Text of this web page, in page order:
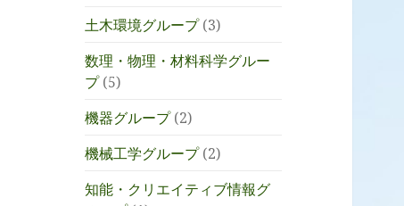
土木環境グループ(3)
数理・物理・材料科学グルー
プ(5)
機器グループ(2)
機械工学グループ(2)
知能・クリエイティブ情報グ